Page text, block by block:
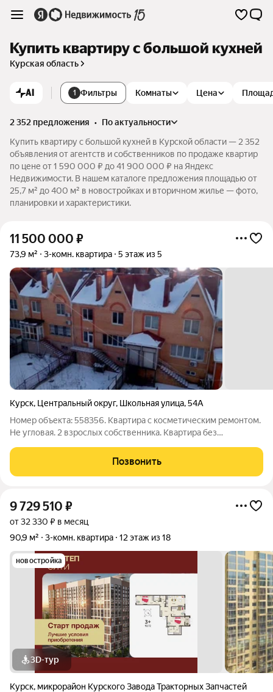
Купить квартиру с большой кухней
Курская область
AI 1 Фильтры Комнаты Цена
2 352 предложения •
по актуальности
Купить квартиру с большой кухней в Курской области — 2 352
объявления от агентств и собственников по продаже квартир
по цене от 1 590 000 ₽ до 41 900 000 ₽ на Яндекс
Недвижимости. В нашем каталоге предложения площадью от
25,7 м² до 400 м² в новостройках и вторичном жилье — фото,
планировки и характеристики.
11 500 000 ₽
73,9 м² 3-комн. квартира 5 этаж из 5
Курск, Центральный округ, Школьная улица,54А
Номер объекта: 558356. Квартира с косметическим ремонтом.
Не угловая. 2 взрослых собственника. Квартира без
рядом парк, университет СХА. Выбирая квартиру в АН
Эпсилон, вы получаете полное
Позвонить
9 729 510 ₽
от 32 330 ₽ в месяц
90,9 м²
3-комн. квартира 12 этаж из 18
новостройка
3D-тур
Курск, микрорайон Курского Завода Тракторных Запчастей